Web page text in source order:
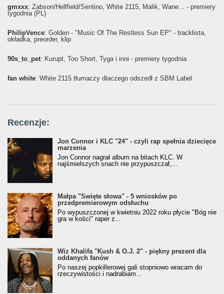
gmxxx: Żabson/Hellfield/Sentino, White 2115, Malik, Wane... - premiery
tygodnia (PL)
PhilipVence: Golden - "Music Of The Restless Sun EP" - tracklista,
okładka, preorder, klip
90s_to_pet: Kurupt, Too Short, Tyga i inni - premiery tygodnia
fan white: White 2115 tłumaczy dlaczego odszedł z SBM Label
Recenzje:
Jon Connor i KLC "24" - czyli rap spełnia dziecięce
marzenia
Jon Connor nagrał album na bitach KLC. W
najśmielszych snach nie przypuszczał,...
Małpa "Święte słowa" - 5 wniosków po
przedpremierowym odsłuchu
Po wypuszczonej w kwietniu 2022 roku płycie "Bóg nie
gra w kości" raper z...
Wiz Khalifa "Kush & O.J. 2" - piękny prezent dla
oddanych fanów
Po naszej popkillerowej gali stopniowo wracam do
rzeczywistości i nadrabiam...